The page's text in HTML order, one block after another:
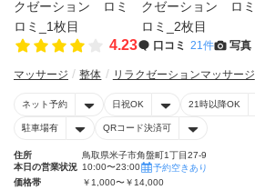
4.23 口コミ 21件 写真
マッサージ 整体 リラクゼーションマッサージ
ネット予約 日祝OK 21時以降OK
駐車場有 QRコード決済可
住所
鳥取県米子市角盤町1丁目27-9
本日の営業状況 10:00〜23:00
予約空きあり
価格帯
￥1,000〜￥14,000